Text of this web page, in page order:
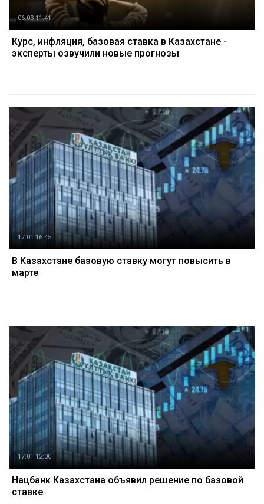
06.03 11:41
Курс, инфляция, базовая ставка в Казахстане -
эксперты озвучили новые прогнозы
17.01 16:45
В Казахстане базовую ставку могут повысить в
марте
17.01 12:00
Нацбанк Казахстана объявил решение по базовой
ставке